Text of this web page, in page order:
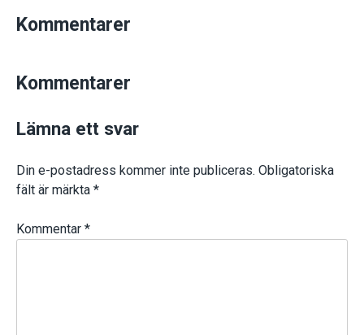
Kommentarer
Kommentarer
Lämna ett svar
Din e-postadress kommer inte publiceras. Obligatoriska
fält är märkta *
Kommentar *